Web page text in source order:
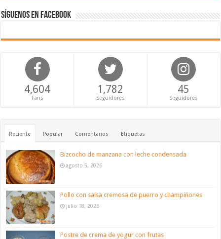
Síguenos en Facebook
4,604
Fans
1,782
Seguidores
45
Seguidores
Reciente Popular Comentarios Etiquetas
Bizcocho de manzana con leche condensada
agosto 5, 2026
Pollo con salsa cremosa de puerro y champiñones
julio 18, 2026
Postre de crema de yogur con frutas